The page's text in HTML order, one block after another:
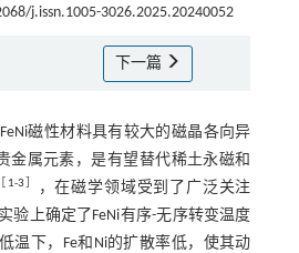
j.issn.1005-3026.2025.20240052
下一篇
磁性材料具有较大的磁晶各向异
金属元素，是有望替代稀土永磁和
1-3 ，在磁学领域受到了广泛关注
验上确定了FeNi有序-无序转变温度
温下，Fe和Ni的扩散率低，使其动